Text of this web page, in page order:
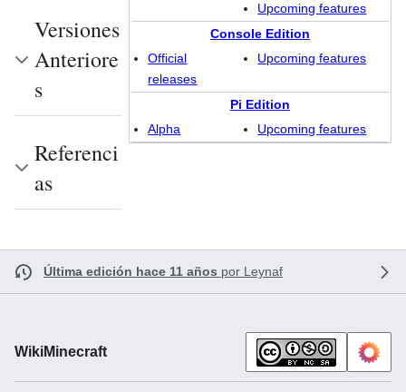
Upcoming features
Console Edition
Official
releases
Upcoming features
Pi Edition
Alpha
Upcoming features
Versiones
Anteriore
s
Referenci
as
Última edición hace 11 años por Leynaf
WikiMinecraft